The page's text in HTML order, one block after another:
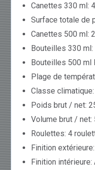
Canettes 330 ml:
Surface totale de
Canettes 500 ml:
Bouteilles 330
Bouteilles 500 ml
Plage de
Classe
Poids brut / net:
Volume brut / net:
Roulettes: 4
Finition
Finition intérieure: